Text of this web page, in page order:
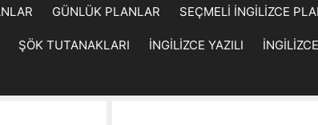
GÜNLÜK PLANLAR SEÇMELİ İNGİLİZCE
ŞÖK TUTANAKLARI İNGİLİZCE YAZILI